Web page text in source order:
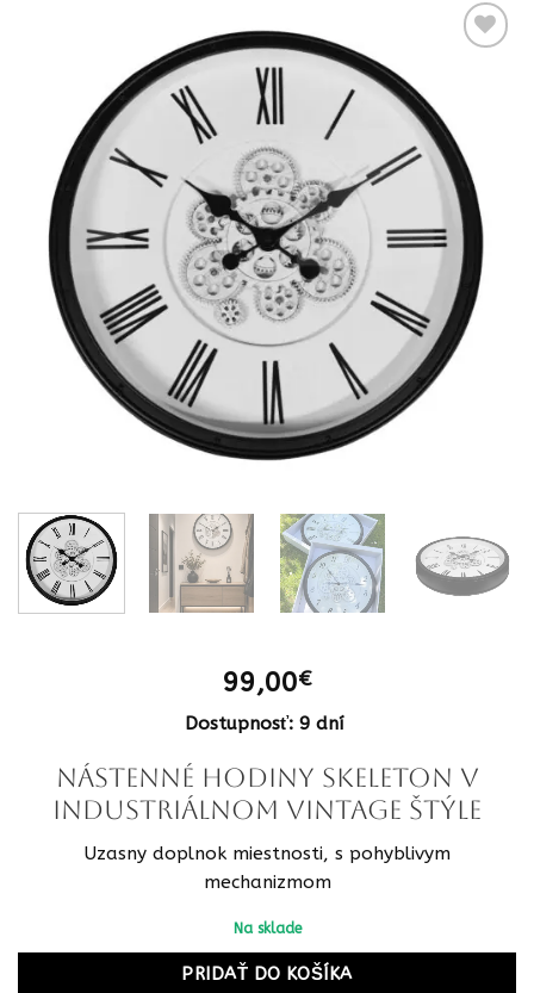
99,00€
Dostupnosť: 9 dní
Nástenné hodiny Skeleton v
industriálnom vintage štýle
Uzasny doplnok miestnosti, s pohyblivym
mechanizmom
Na sklade
PRIDAŤ DO KOŠÍKA